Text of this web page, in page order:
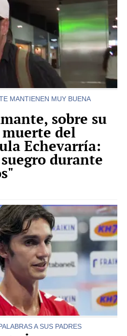
MANTIENEN MUY BUENA
sobre su
del
Echevarría:
durante
A SUS PADRES